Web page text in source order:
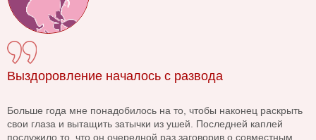
Выздоровление началось с развода
Больше года мне понадобилось на то, чтобы наконец раскрыть
свои глаза и вытащить затычки из ушей. Последней каплей
послужило то, что он очередной раз заговорив о совместным